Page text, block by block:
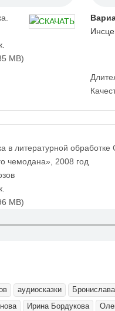
MB)
в литературной
чемодана», 2008 год
MB)
аудиосказки
Ирина Бордукова